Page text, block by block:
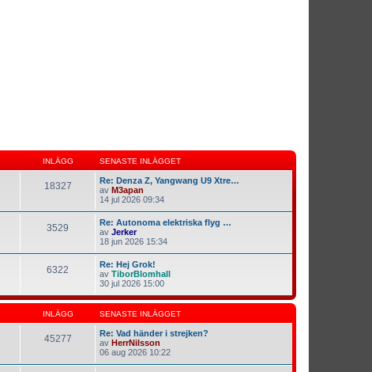
INLÄGG SENASTE INLÄGGET
18327
Re: Denza Z, Yangwang U9 Xtre…
av M3apan
14 jul 2026 09:34
3529
Re: Autonoma elektriska flyg …
av Jerker
18 jun 2026 15:34
6322
Re: Hej Grok!
av TiborBlomhall
30 jul 2026 15:00
INLÄGG SENASTE INLÄGGET
45277
Re: Vad händer i strejken?
av HerrNilsson
06 aug 2026 10:22